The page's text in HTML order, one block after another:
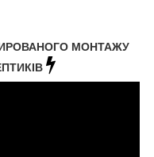
МОНТАЖУ